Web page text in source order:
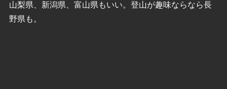
山梨県、新潟県、富山県もいい。登山が趣味ならなら長
野県も。